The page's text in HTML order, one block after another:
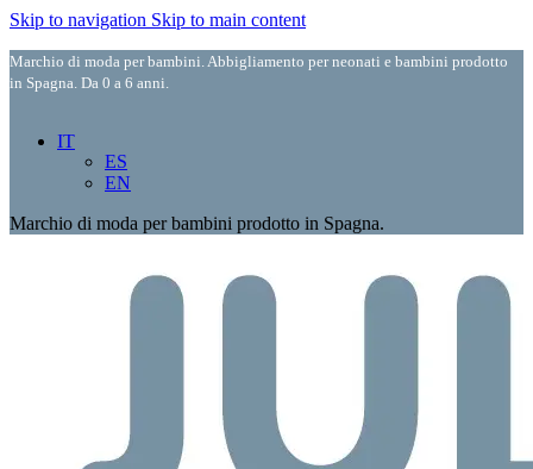
Skip to navigation Skip to main content
Marchio di moda per bambini. Abbigliamento per neonati e bambini prodotto
in Spagna. Da 0 a 6 anni.
IT
ES
EN
Marchio di moda per bambini prodotto in Spagna.